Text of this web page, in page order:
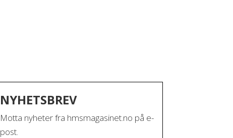
NYHETSBREV
Motta nyheter fra hmsmagasinet.no på e-
post.